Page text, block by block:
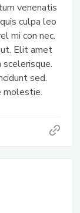
venenatis
culpa leo
mi con nec.
ut. Elit amet
sed.
molestie.